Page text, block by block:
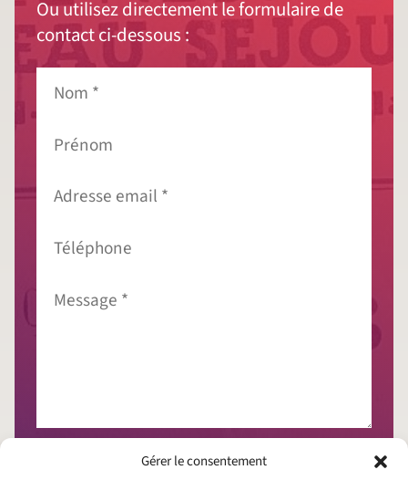
Gérer le consentement
Ou utilisez directement le formulaire de
contact ci-dessous :
email
J'accepte que mes données soient collectées